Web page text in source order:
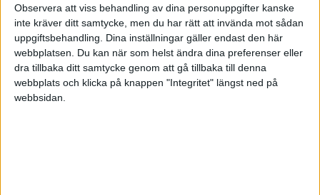
Observera att viss behandling av dina personuppgifter kanske
inte kräver ditt samtycke, men du har rätt att invända mot sådan
uppgiftsbehandling. Dina inställningar gäller endast den här
webbplatsen. Du kan när som helst ändra dina preferenser eller
dra tillbaka ditt samtycke genom att gå tillbaka till denna
webbplats och klicka på knappen "Integritet" längst ned på
webbsidan.
Ämne Svar Visningar
Aktivitet
Kompletterande fonder till Lysa
90/10
Spara och investera
6 1120
2021